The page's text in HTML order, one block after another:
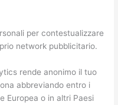
per contestualizzare
network pubblicitario.
rende anonimo il tuo
abbreviando entro i
Europea o in altri Paesi